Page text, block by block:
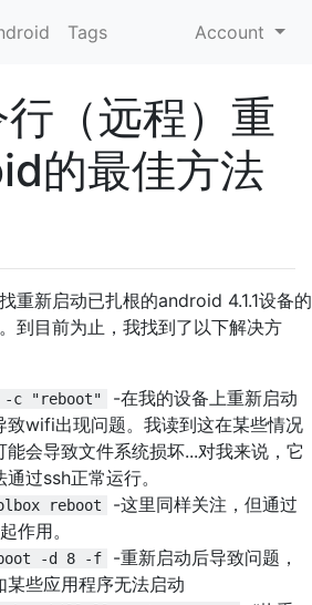
Tags Account
（远程）重
的最佳方法
重新启动已扎根的android 4.1.1设备的
到目前为止，我找到了以下解决方
-c "reboot"
-在我的设备上重新启动
致wifi出现问题。我读到这在某些情况
能会导致文件系统损坏...对我来说，它
通过ssh正常运行。
reboot
-这里同样关注，但通过
作用。
-d 8 -f
-重新启动后导致问题，
某些应用程序无法启动